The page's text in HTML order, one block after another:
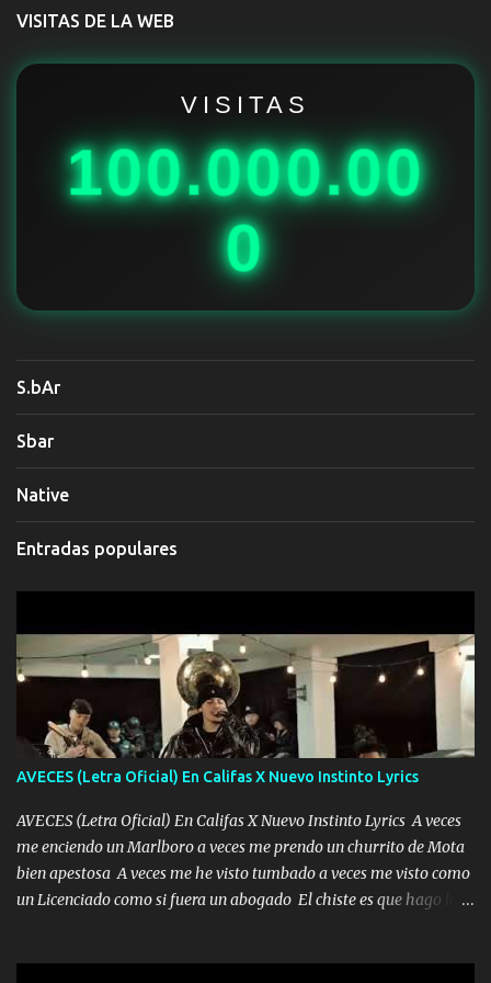
t
r
VISITAS DE LA WEB
VISITAS
100.000.00
0
S.bAr
Sbar
Native
Entradas populares
AVECES (Letra Oficial) En Califas X Nuevo Instinto Lyrics
AVECES (Letra Oficial) En Califas X Nuevo Instinto Lyrics A veces
me enciendo un Marlboro a veces me prendo un churrito de Mota
bien apestosa A veces me he visto tumbado a veces me visto como
un Licenciado como si fuera un abogado El chiste es que hago lo